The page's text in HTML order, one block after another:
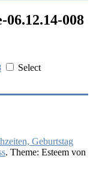
06.12.14-008
Select
Geburtstag
. Theme: Esteem von